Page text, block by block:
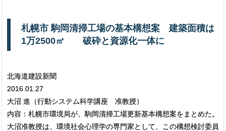
札幌市 駒岡清掃工場の基本構想案
建築面積は
1万2500㎡ 破砕と 資源化一体に
北海道建設新聞
2016.01.27
大沼 進（行動システム科学講座 准教授）
内容：札幌市環境局が、駒岡清掃工場更新基本構想案をまとめた。
大沼准教授は、環境社会心理学の専門家として、この構想検討委員